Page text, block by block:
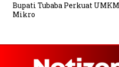
Bupati Tubaba Perkuat
Mikro